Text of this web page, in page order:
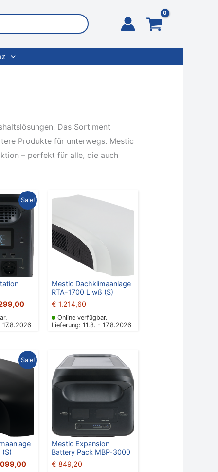
Das Sortiment
Produkte für unterwegs. Mestic
– perfekt für alle, die auch
Sale!
Aktueller
Preis
ist:
17.8.2026
Mestic Dachklimaanlage
RTA-1700 L wß (S)
€ 1.214,60
Online verfügbar.
Lieferung: 11.8. - 17.8.2026
Sale!
Aktueller
Preis
ist:
€ 1.099,00.
Mestic Expansion
Battery Pack MBP-3000
€ 849,20